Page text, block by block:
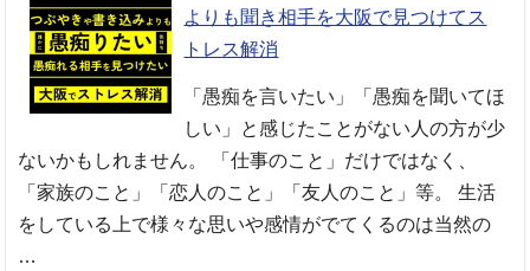
よりも聞き相手を大阪で見つけてス
トレス解消
「愚痴を言いたい」「愚痴を聞いてほ
しい」と感じたことがない人の方が少
ないかもしれません。 「仕事のこと」だけではなく、
「家族のこと」「恋人のこと」「友人のこと」等。 生活
をしている上で様々な思いや感情がでてくるのは当然の
…